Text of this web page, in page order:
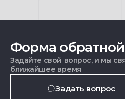
Форма обратной
Задайте свой вопрос, и мы
ближайшее время
Задать вопрос